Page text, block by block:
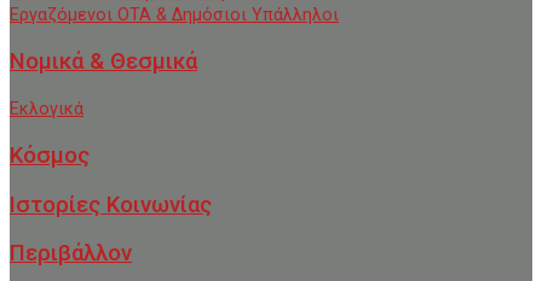
Εργαζόμενοι ΟΤΑ & Δημόσιοι Υπάλληλοι
Νομικά & Θεσμικά
Εκλογικά
Κόσμος
Ιστορίες Κοινωνίας
Περιβάλλον